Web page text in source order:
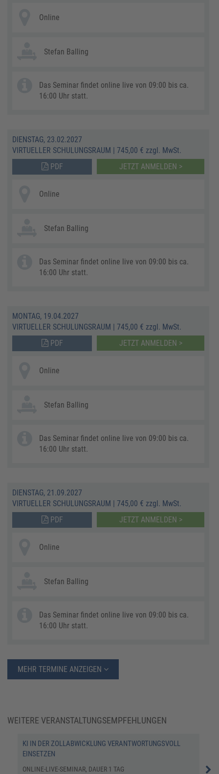
Online
Stefan Balling
Das Seminar findet online live von 09:00 bis ca.
16:00 Uhr statt.
DIENSTAG, 23.02.2027
VIRTUELLER SCHULUNGSRAUM | 745,00 € zzgl. MwSt.
PDF
JETZT ANMELDEN >
Online
Stefan Balling
Das Seminar findet online live von 09:00 bis ca.
16:00 Uhr statt.
MONTAG, 19.04.2027
VIRTUELLER SCHULUNGSRAUM | 745,00 € zzgl. MwSt.
PDF
JETZT ANMELDEN >
Online
Stefan Balling
Das Seminar findet online live von 09:00 bis ca.
16:00 Uhr statt.
DIENSTAG, 21.09.2027
VIRTUELLER SCHULUNGSRAUM | 745,00 € zzgl. MwSt.
PDF
JETZT ANMELDEN >
Online
Stefan Balling
Das Seminar findet online live von 09:00 bis ca.
16:00 Uhr statt.
MEHR TERMINE ANZEIGEN
WEITERE VERANSTALTUNGSEMPFEHLUNGEN
KI IN DER ZOLLABWICKLUNG VERANTWORTUNGSVOLL
EINSETZEN
ONLINE-LIVE-SEMINAR, DAUER 1 TAG